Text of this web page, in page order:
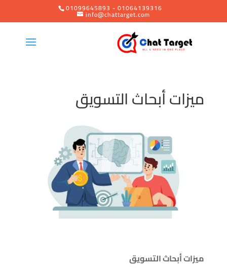
01099645893 - 01064139316
info@chattarget.com
ميزات أبحاث التسويق
ميزات أبحاث التسويق